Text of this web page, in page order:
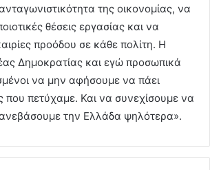
της οικονομίας, να
θέσεις εργασίας και να
προόδου σε κάθε πολίτη. Η
Δημοκρατίας και εγώ προσωπικά
να μην αφήσουμε να πάει
που πετύχαμε. Και να συνεχίσουμε να
την Ελλάδα ψηλότερα».